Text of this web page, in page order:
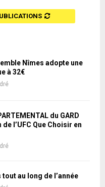
Nîmes adopte une
à 32€
du GARD
l’UFC Que Choisir en
au long de l’année